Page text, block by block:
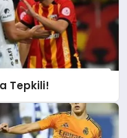
Tepkili!